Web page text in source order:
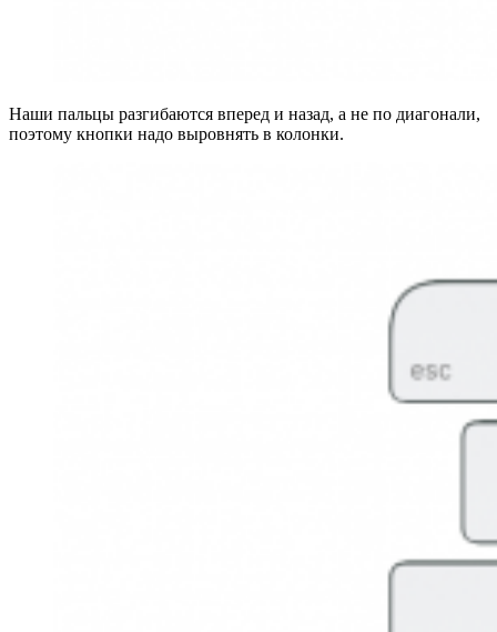
Наши пальцы разгибаются вперед и назад, а не по диагонали,
поэтому кнопки надо выровнять в колонки.